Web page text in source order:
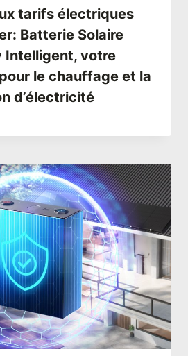
tarifs électriques
Batterie Solaire
Intelligent, votre
le chauffage et la
d’électricité